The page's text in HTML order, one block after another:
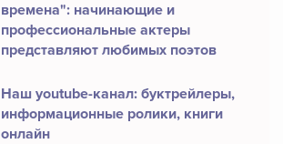
времена": начинающие и
профессиональные актеры
представляют любимых поэтов
Наш youtube-канал: буктрейлеры,
информационные ролики, книги
онлайн